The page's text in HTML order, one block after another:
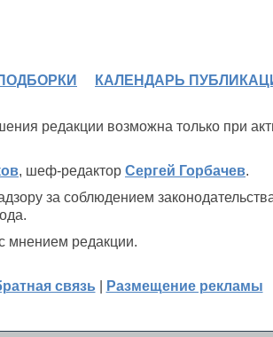
КАЛЕНДАРЬ
редакции возможна только при
, шеф-редактор Сергей Горбачев.
за соблюдением
мнением редакции.
связь Размещение рекламы